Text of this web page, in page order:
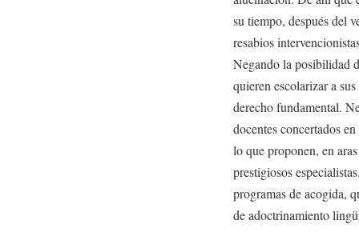
su tiempo, después del
resabios
Negando la posibilidad
quieren escolarizar a
derecho fundamental.
docentes concertados
lo que proponen, en
prestigiosos
programas de acogida,
de adoctrinamiento